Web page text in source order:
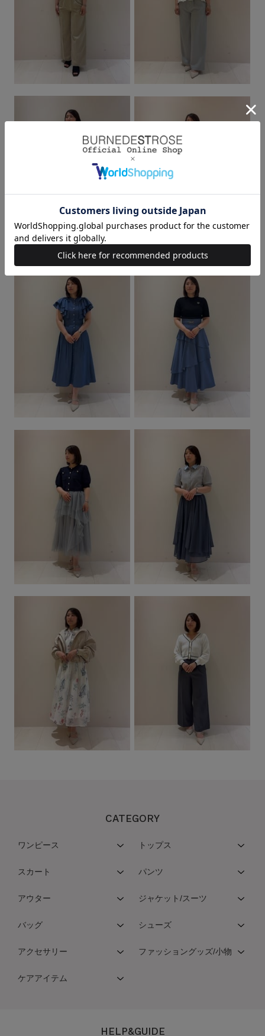
CATEGORY
ワンピース トップス
スカート パンツ
アウター ジャケット/スーツ
バッグ シューズ
アクセサリー ファッショングッズ/小物
ケアアイテム
HELP&GUIDE